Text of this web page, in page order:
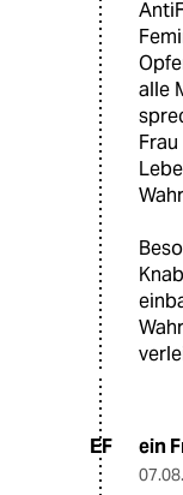
alle
EF ein